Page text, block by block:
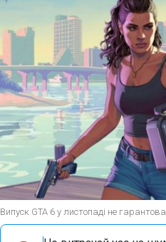
Випуск GTA 6 у листопаді не